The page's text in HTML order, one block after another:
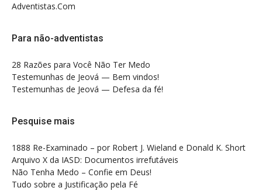
Adventistas.Com
Para não-adventistas
28 Razões para Você Não Ter Medo
Testemunhas de Jeová — Bem vindos!
Testemunhas de Jeová — Defesa da fé!
Pesquise mais
1888 Re-Examinado – por Robert J. Wieland e Donald K. Short
Arquivo X da IASD: Documentos irrefutáveis
Não Tenha Medo – Confie em Deus!
Tudo sobre a Justificação pela Fé